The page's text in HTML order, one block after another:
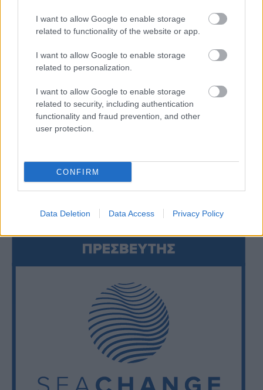
I want to allow Google to enable storage
related to functionality of the website or app.
I want to allow Google to enable storage
related to personalization.
I want to allow Google to enable storage
related to security, including authentication
functionality and fraud prevention, and other
user protection.
CONFIRM
Data Deletion Data Access Privacy Policy